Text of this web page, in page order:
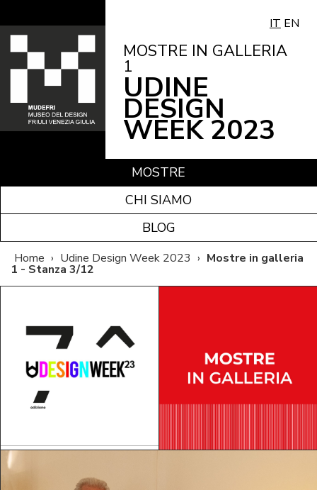
IT EN
MOSTRE IN GALLERIA
1
UDINE
DESIGN
WEEK 2023
MOSTRE
CHI SIAMO
BLOG
Home › Udine Design Week 2023 › Mostre in galleria
1 - Stanza 3/12